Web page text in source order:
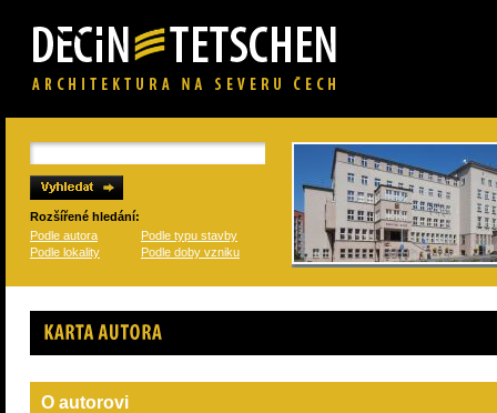
Rozšířené hledání:
Podle autora
Podle typu stavby
Podle lokality
Podle doby vzniku
Karta autora
O autorovi